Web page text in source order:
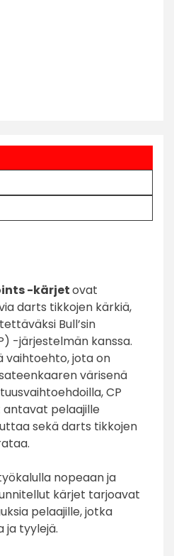
-kärjetovat
darts tikkojen kärkiä,
Bull’sin
-järjestelmän kanssa.
vaihtoehto, jota on
värisenä
CP
pelaajille
sekä darts tikkojen
nopeaan ja
kärjet tarjoavat
pelaajille, jotka
ja tyylejä.